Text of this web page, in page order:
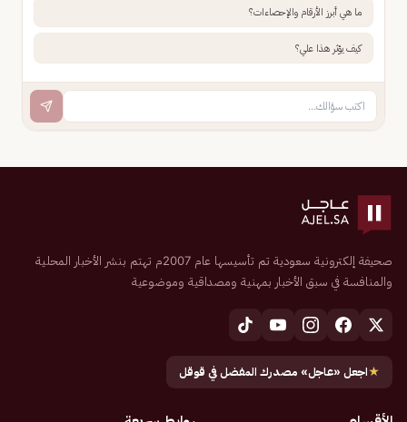
ما هي أبرز الأرقام والإحصاءات؟
كيف يؤثر هذا علي؟
صحيفة إلكترونية سعودية تم تأسيسها عام 2007م تهتم بنشر الأخبار المحلية
والمنافسة في سبق الأخبار بمهنية ومصداقية وموضوعية
★اجعل «عاجل» مصدرك المفضل في قوقل